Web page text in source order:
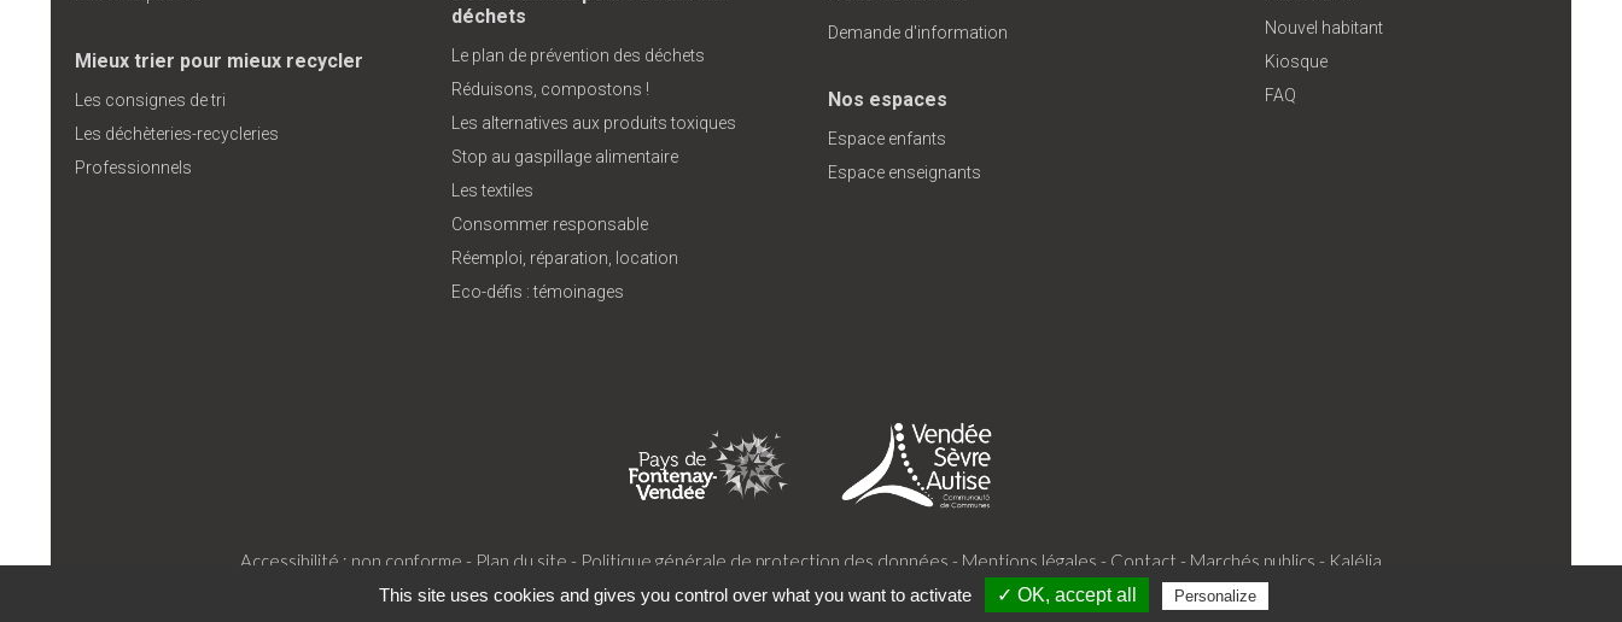
Mieux trier pour mieux recycler
Les consignes de tri
Les déchèteries-recycleries
Professionnels
déchets
Le plan de prévention des déchets
Réduisons, compostons !
Les alternatives aux produits toxiques
Stop au gaspillage alimentaire
Les textiles
Consommer responsable
Réemploi, réparation, location
Eco-défis : témoinages
Demande d'information
Nos espaces
Espace enfants
Espace enseignants
Nouvel habitant
Kiosque
FAQ
Accessibilité : non conforme - Plan du site - Politique générale de protection des données - Mentions légales - Contact - Marchés publics - Kalélia
This site uses cookies and gives you control over what you want to activate ✓ OK, accept all Personalize